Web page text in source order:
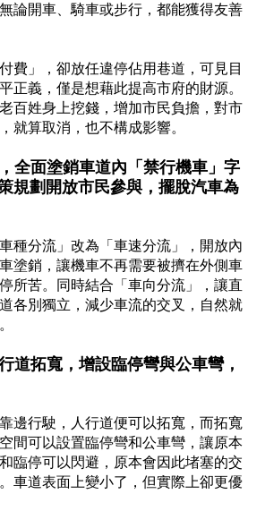
論開車、騎車或步行，都能獲得友善
費」，卻放任違停佔用巷道，可見目
正義，僅是想藉此提高市府的財源。
百姓身上挖錢，增加市民負擔，對市
就算取消，也不構成影響。
全面塗銷車道內「禁行機車」字
規劃開放市民參與，擺脫汽車為
種分流」改為「車速分流」，開放內
塗銷，讓機車不再需要被擠在外側車
所苦。同時結合「車向分流」，讓直
各別獨立，減少車流的交叉，自然就
道拓寬，增設臨停彎與公車彎，
邊行駛，人行道便可以拓寬，而拓寬
間可以設置臨停彎和公車彎，讓原本
臨停可以閃避，原本會因此堵塞的交
車道表面上變小了，但實際上卻更優